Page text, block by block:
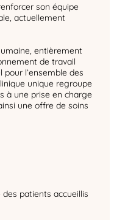
son équipe
actuellement
entièrement
de travail
l’ensemble des
unique regroupe
à une prise en charge
une offre de soins
patients accueillis